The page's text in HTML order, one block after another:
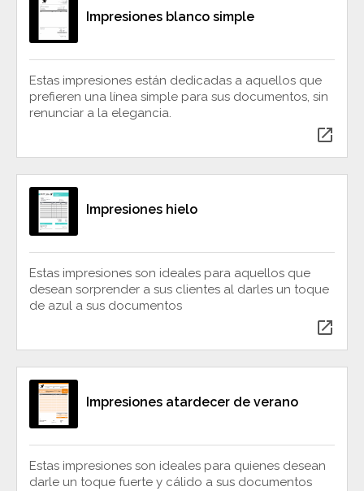
Impresiones blanco simple
Estas impresiones están dedicadas a aquellos que
prefieren una línea simple para sus documentos, sin
renunciar a la elegancia.
open_in_new
Impresiones hielo
Estas impresiones son ideales para aquellos que
desean sorprender a sus clientes al darles un toque
de azul a sus documentos
open_in_new
Impresiones atardecer de verano
Estas impresiones son ideales para quienes desean
darle un toque fuerte y cálido a sus documentos